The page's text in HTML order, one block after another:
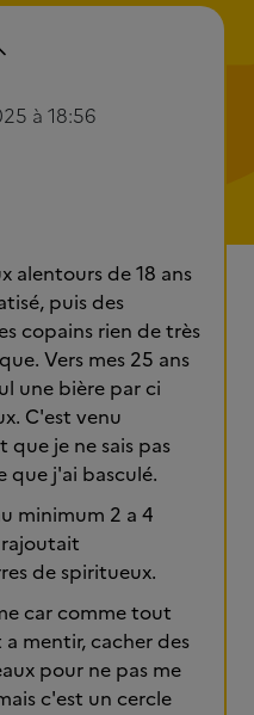
à 18:56
alentours de 18 ans
puis des
copains rien de très
Vers mes 25 ans
une bière par ci
C'est venu
je ne sais pas
que j'ai basculé.
minimum 2 a 4
de spiritueux.
car comme tout
mentir, cacher des
pour ne pas me
c'est un cercle